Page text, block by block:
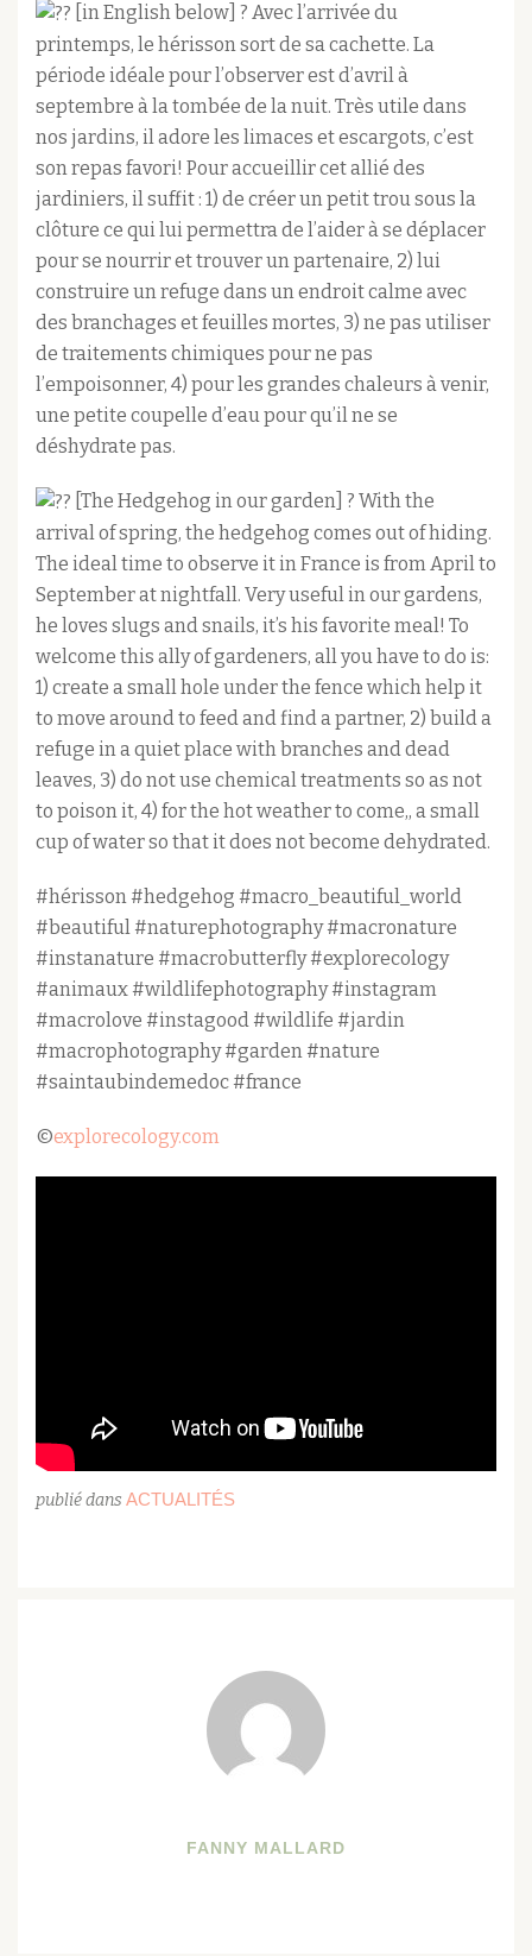
[in English below] ? Avec l’arrivée du
printemps, le hérisson sort de sa cachette. La
période idéale pour l’observer est d’avril à
septembre à la tombée de la nuit. Très utile dans
nos jardins, il adore les limaces et escargots, c’est
son repas favori! Pour accueillir cet allié des
jardiniers, il suffit : 1) de créer un petit trou sous la
clôture ce qui lui permettra de l’aider à se déplacer
pour se nourrir et trouver un partenaire, 2) lui
construire un refuge dans un endroit calme avec
des branchages et feuilles mortes, 3) ne pas utiliser
de traitements chimiques pour ne pas
l’empoisonner, 4) pour les grandes chaleurs à venir,
une petite coupelle d’eau pour qu’il ne se
déshydrate pas.
[The Hedgehog in our garden] ? With the
arrival of spring, the hedgehog comes out of hiding.
The ideal time to observe it in France is from April to
September at nightfall. Very useful in our gardens,
he loves slugs and snails, it’s his favorite meal! To
welcome this ally of gardeners, all you have to do is:
1) create a small hole under the fence which help it
to move around to feed and find a partner, 2) build a
refuge in a quiet place with branches and dead
leaves, 3) do not use chemical treatments so as not
to poison it, 4) for the hot weather to come,, a small
cup of water so that it does not become dehydrated.
#hérisson #hedgehog #macro_beautiful_world
#beautiful #naturephotography #macronature
#instanature #macrobutterfly #explorecology
#animaux #wildlifephotography #instagram
#macrolove #instagood #wildlife #jardin
#macrophotography #garden #nature
#saintaubindemedoc #france
©explorecology.com
publié dans ACTUALITÉS
FANNY MALLARD